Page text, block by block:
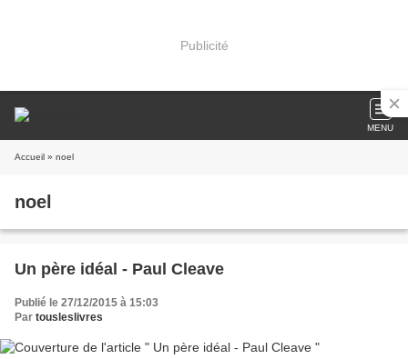
Publicité
MENU
Accueil » noel
noel
Un père idéal - Paul Cleave
Publié le 27/12/2015 à 15:03
Par tousleslivres